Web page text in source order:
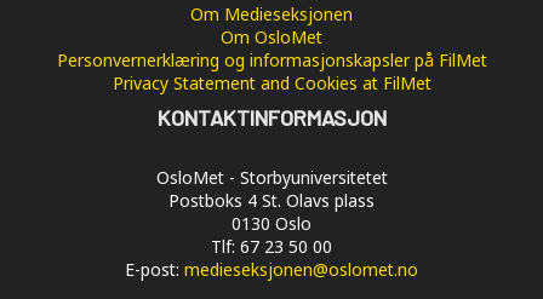
Om Medieseksjonen
Om OsloMet
Personvernerklæring og informasjonskapsler på FilMet
Privacy Statement and Cookies at FilMet
KONTAKTINFORMASJON
OsloMet - Storbyuniversitetet
Postboks 4 St. Olavs plass
0130 Oslo
Tlf: 67 23 50 00
E-post: medieseksjonen@oslomet.no